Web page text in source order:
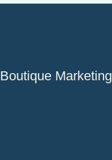
Boutique Marketing – קידום אתרים